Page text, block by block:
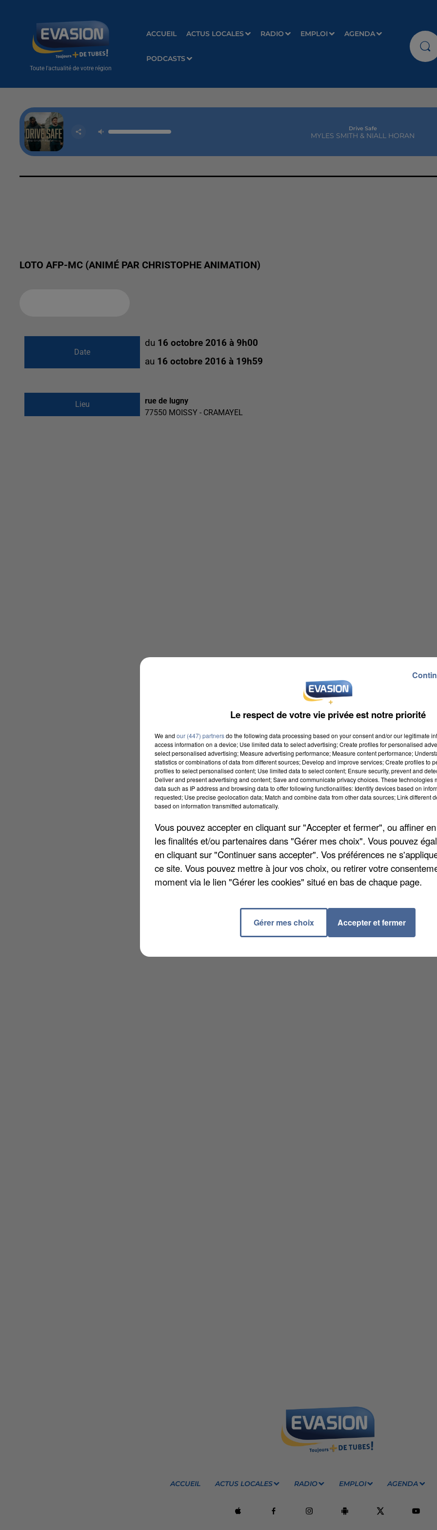
Toute l'actualité de votre région
ACCUEIL ACTUS LOCALES RADIO EMPLOI AGENDA
PODCASTS
Drive Safe
MYLES SMITH & NIALL HORAN
LOTO AFP-MC (ANIMÉ PAR CHRISTOPHE ANIMATION)
Date
du 16 octobre 2016 à 9h00
au 16 octobre 2016 à 19h59
Lieu
rue de lugny
77550 MOISSY - CRAMAYEL
ACCUEIL ACTUS LOCALES RADIO EMPLOI AGENDA
Le respect de votre vie privée est notre priorité
We and our (447) partnersdo the following data processing based on your consent and/or our legitimate
access information on a device; Use limited data to select advertising; Create profiles for personalised
select personalised advertising; Measure advertising performance; Measure content performance;
statistics or combinations of data from different sources; Develop and improve services; Create profiles to
profiles to select personalised content; Use limited data to select content; Ensure security, prevent and
Deliver and present advertising and content; Save and communicate privacy choices. These technologies
data such as IP address and browsing data to offer following functionalities: Identify devices based on
requested; Use precise geolocation data; Match and combine data from other data sources; Link different
based on information transmitted automatically.
Vous pouvez accepter en cliquant sur "Accepter et fermer", ou affiner
les finalités et/ou partenaires dans "Gérer mes choix". Vous pouvez
en cliquant sur "Continuer sans accepter". Vos préférences ne
ce site. Vous pouvez mettre à jour vos choix, ou retirer votre
moment via le lien "Gérer les cookies" situé en bas de chaque page.
Gérer mes choix Accepter et fermer